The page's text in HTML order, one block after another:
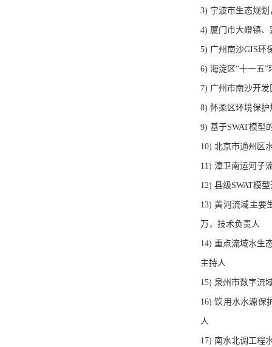
3) 宁波市生态规划
4) 厦门市大嶝镇、
5) 广州南沙GIS环
6) 海淀区“十一五
7) 广州市南沙开
8) 怀柔区环境保护
9) 基于SWAT模型
10) 北京市通州区
11) 漳卫南运河子
12) 县级SWAT模
13) 黄河流域主要
万，技术负责人
14) 重点流域水生
主持人
15) 泉州市数字流
16) 饮用水水源保
人
17) 南水北调工程